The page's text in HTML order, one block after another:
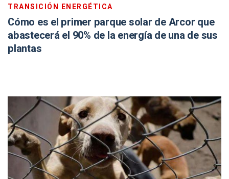
TRANSICIÓN ENERGÉTICA
Cómo es el primer parque solar de Arcor que
abastecerá el 90% de la energía de una de sus
plantas